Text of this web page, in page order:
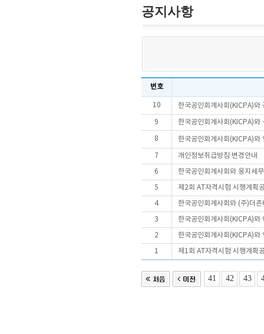
공지사항
번호
10 한국공인회계사회(KICPA)와
9 한국공인회계사회(KICPA)와
8 한국공인회계사회(KICPA)와
7 개인정보취급방침 변경안내
6 한국공인회계사회와 웅지세
5 제2회 AT자격시험 시행계획
4 한국공인회계사회와 (주)더
3 한국공인회계사회(KICPA)와
2 한국공인회계사회(KICPA)와
1 제1회 AT자격시험 시행계획
41 42 43